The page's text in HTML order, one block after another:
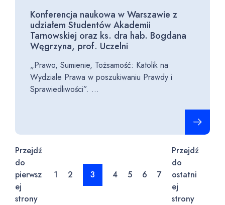
Konferencja naukowa w Warszawie z
udziałem Studentów Akademii
Tarnowskiej oraz ks. dra hab. Bogdana
Węgrzyna, prof. Uczelni
„Prawo, Sumienie, Tożsamość: Katolik na
Wydziale Prawa w poszukiwaniu Prawdy i
Sprawiedliwości”. ...
Przejdź
do
pierwsz
ej
strony
1 2 3 4 5 6 7
Przejdź
do
ostatni
ej
strony